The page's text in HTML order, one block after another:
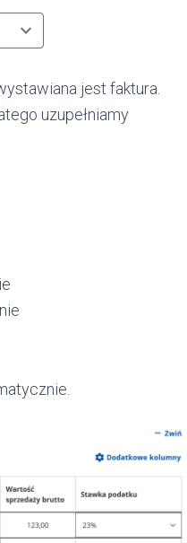
jest faktura.
uzupełniamy